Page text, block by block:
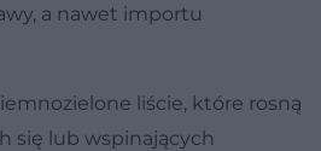
a nawet importu
liście, które rosną
się lub wspinających